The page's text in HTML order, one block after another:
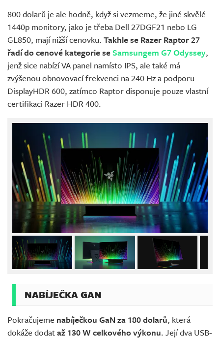
800 dolarů je ale hodně, když si vezmeme, že jiné skvělé
1440p monitory, jako je třeba Dell 27DGF21 nebo LG
GL850, mají nižší cenovku. Takhle se Razer Raptor 27
řadí do cenové kategorie seSamsungem G7 Odyssey,
jenž sice nabízí VA panel namísto IPS, ale také má
zvýšenou obnovovací frekvenci na 240 Hz a podporu
DisplayHDR 600, zatímco Raptor disponuje pouze vlastní
certifikaci Razer HDR 400.
NABÍJEČKA GAN
Pokračujeme nabíječkou GaN za 180 dolarů, která
dokáže dodataž 130 W celkového výkonu. Její dva USB-